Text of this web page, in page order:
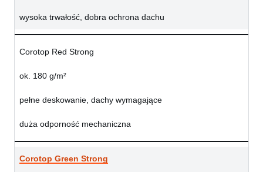
wysoka trwałość, dobra ochrona dachu
Corotop Red Strong
ok. 180 g/m²
pełne deskowanie, dachy wymagające
duża odporność mechaniczna
Corotop Green Strong